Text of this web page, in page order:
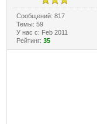
Сообщений: 817
Темы: 59
У нас с: Feb 2011
Рейтинг: 35